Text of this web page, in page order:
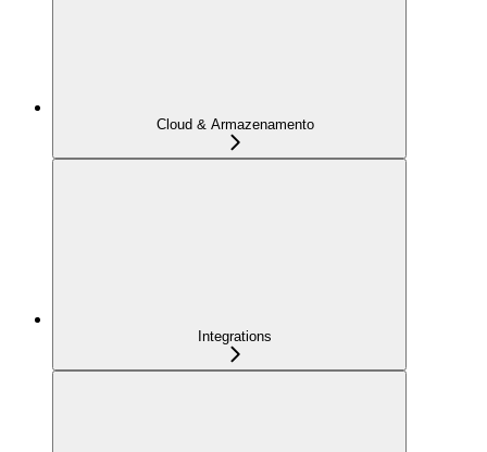
Cloud & Armazenamento
Integrations